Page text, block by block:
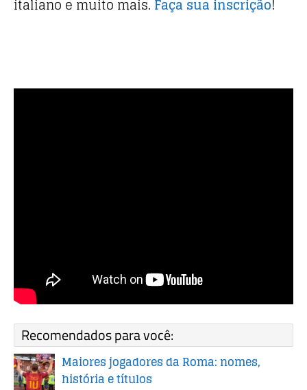
italiano e muito mais. Faça sua inscrição!
Recomendados para você:
Maiores jogadores da Roma: nomes,
história e títulos